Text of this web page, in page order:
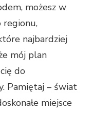
możesz w
regionu,
najbardziej
mój plan
do
Pamiętaj – świat
miejsce